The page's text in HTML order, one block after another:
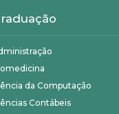
da Computação
Contábeis